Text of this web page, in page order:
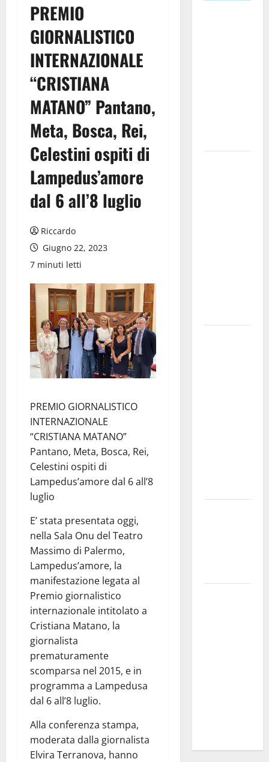
PREMIO
GIORNALISTICO
INTERNAZIONALE
“CRISTIANA
MATANO” Pantano,
Meta, Bosca, Rei,
Celestini ospiti di
Lampedus’amore
dal 6 all’8 luglio
Riccardo
Giugno 22, 2023
7 minuti letti
PREMIO GIORNALISTICO
INTERNAZIONALE
“CRISTIANA MATANO”
Pantano, Meta, Bosca, Rei,
Celestini ospiti di
Lampedus’amore dal 6 all’8
luglio
E’ stata presentata oggi,
nella Sala Onu del Teatro
Massimo di Palermo,
Lampedus’amore, la
manifestazione legata al
Premio giornalistico
internazionale intitolato a
Cristiana Matano, la
giornalista
prematuramente
scomparsa nel 2015, e in
programma a Lampedusa
dal 6 all’8 luglio.
Alla conferenza stampa,
moderata dalla giornalista
Elvira Terranova, hanno